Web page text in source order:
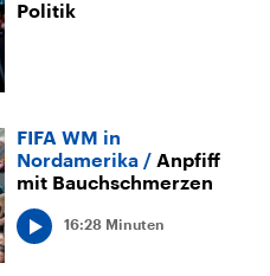
Politik
FIFA WM in
Nordamerika
Anpfiff
mit Bauchschmerzen
16:28 Minuten